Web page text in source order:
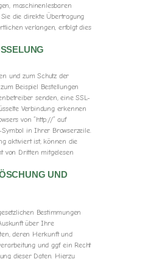
maschinenlesbaren
die direkte Übertragung
verlangen, erfolgt dies
und zum Schutz der
Beispiel Bestellungen
senden, eine SSL-
Verbindung erkennen
von “http://” auf
Symbol in Ihrer Browserzeile.
aktiviert ist, können die
von Dritten mitgelesen
UND
Bestimmungen
über Ihre
deren Herkunft und
und ggf. ein Recht
dieser Daten. Hierzu